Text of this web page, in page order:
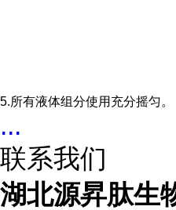
5.所有液体组分使用充分摇匀。
...
联系我们
湖北源昇肽生